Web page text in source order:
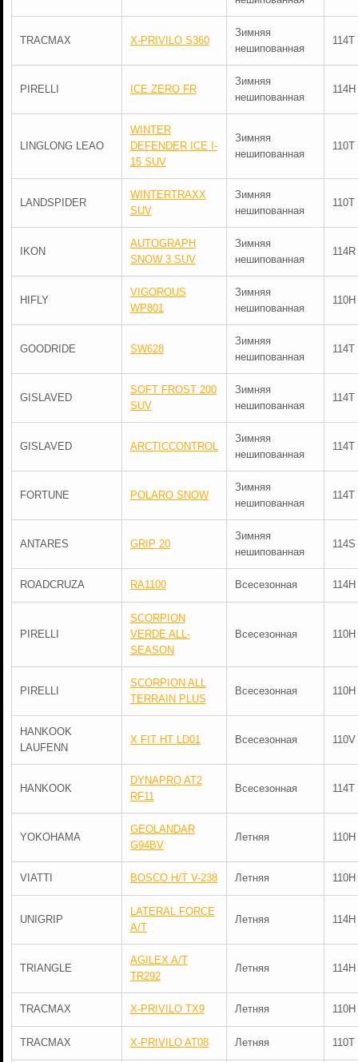
TRACMAX X-PRIVILO S360
Зимняя
нешипованная
114T
PIRELLI ICE ZERO FR
Зимняя
нешипованная
114H
LINGLONG LEAO
WINTER
DEFENDER ICE I-
15 SUV
Зимняя
нешипованная
110T
LANDSPIDER
WINTERTRAXX
SUV
Зимняя
нешипованная
110T
IKON
AUTOGRAPH
SNOW 3 SUV
Зимняя
нешипованная
114R
HIFLY
VIGOROUS
WP801
Зимняя
нешипованная
110H
GOODRIDE SW628
Зимняя
нешипованная
114T
GISLAVED
SOFT FROST 200
SUV
Зимняя
нешипованная
114T
GISLAVED ARCTICCONTROL
Зимняя
нешипованная
114T
FORTUNE POLARO SNOW
Зимняя
нешипованная
114T
ANTARES GRIP 20
Зимняя
нешипованная
114S
ROADCRUZA RA1100 Всесезонная 114H
PIRELLI
SCORPION
VERDE ALL-
SEASON
Всесезонная 110H
PIRELLI
SCORPION ALL
TERRAIN PLUS
Всесезонная 110H
HANKOOK
LAUFENN
X FIT HT LD01 Всесезонная 110V
HANKOOK
DYNAPRO AT2
RF11
Всесезонная 114T
YOKOHAMA
GEOLANDAR
G94BV
Летняя 110H
VIATTI BOSCO H/T V-238 Летняя 110H
UNIGRIP
LATERAL FORCE
A/T
Летняя 114H
TRIANGLE
AGILEX A/T
TR292
Летняя 114H
TRACMAX X-PRIVILO TX9 Летняя 110H
TRACMAX X-PRIVILO AT08 Летняя 110T